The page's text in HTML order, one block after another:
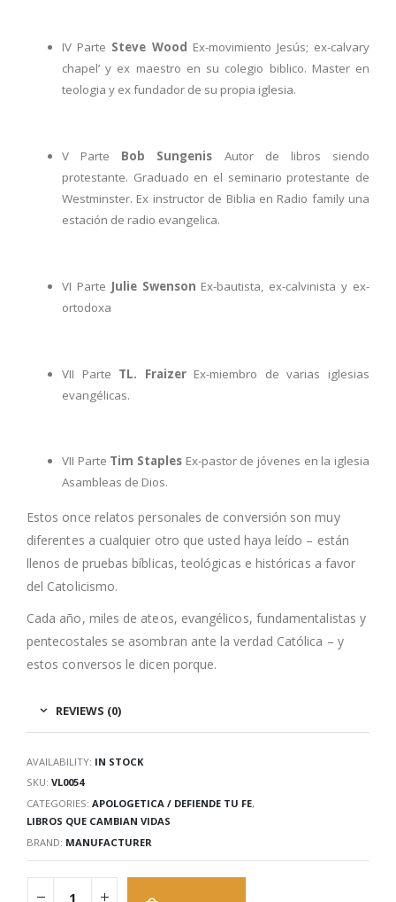
IV Parte Steve Wood Ex-movimiento Jesús; ex-calvary
chapel’ y ex maestro en su colegio biblico. Master en
teologia y ex fundador de su propia iglesia.
V Parte Bob Sungenis Autor de libros siendo
protestante. Graduado en el seminario protestante de
Westminster. Ex instructor de Biblia en Radio family una
estación de radio evangelica.
VI Parte Julie Swenson Ex-bautista, ex-calvinista y ex-
ortodoxa
VII Parte TL. FraizerEx-miembro de varias iglesias
evangélicas.
VII Parte Tim Staples Ex-pastor de jóvenes en la iglesia
Asambleas de Dios.
Estos once relatos personales de conversión son muy
diferentes a cualquier otro que usted haya leído – están
llenos de pruebas bíblicas, teológicas e históricas a favor
del Catolicismo.
Cada año, miles de ateos, evangélicos, fundamentalistas y
pentecostales se asombran ante la verdad Católica – y
estos conversos le dicen porque.
REVIEWS (0)
AVAILABILITY: IN STOCK
SKU: VL0054
CATEGORIES: APOLOGETICA / DEFIENDE TU FE,
LIBROS QUE CAMBIAN VIDAS
BRAND: MANUFACTURER